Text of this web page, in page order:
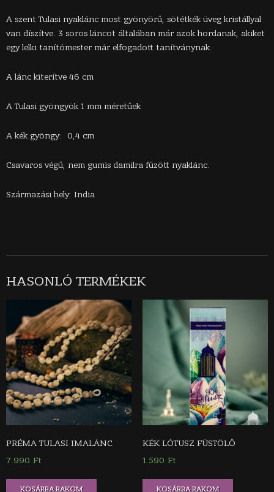
A szent Tulasi nyaklánc most gyönyörű, sötétkék üveg kristállyal
van díszítve. 3 soros láncot általában már azok hordanak, akiket
egy lelki tanítómester már elfogadott tanítványnak.
A lánc kiterítve 46 cm
A Tulasi gyöngyök 1 mm méretűek
A kék gyöngy: 0,4 cm
Csavaros végű, nem gumis damilra fűzött nyaklánc.
Származási hely: India
HASONLÓ TERMÉKEK
PRÉMA TULASI IMALÁNC
7.990 Ft
KOSÁRBA RAKOM
KÉK LÓTUSZ FÜSTÖLŐ
1.590 Ft
KOSÁRBA RAKOM